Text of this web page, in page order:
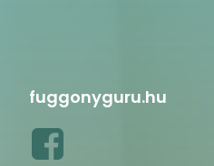
fuggonyguru.hu